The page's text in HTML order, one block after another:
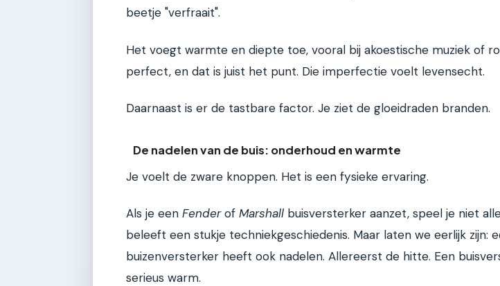
beetje "verfraait".
Het voegt warmte en diepte toe, vooral bij akoestische muziek of
perfect, en dat is juist het punt. Die imperfectie voelt levensecht.
Daarnaast is er de tastbare factor. Je ziet de gloeidraden branden.
De nadelen van de buis: onderhoud en warmte
Je voelt de zware knoppen. Het is een fysieke ervaring.
Als je een Fenderof Marshall buisversterker aanzet, speel je niet
beleeft een stukje techniekgeschiedenis. Maar laten we eerlijk zijn:
buizenversterker heeft ook nadelen. Allereerst de hitte. Een
serieus warm.